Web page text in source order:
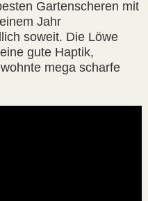
Gartenscheren mit
Jahr
soweit. Die Löwe
gute Haptik,
mega scharfe